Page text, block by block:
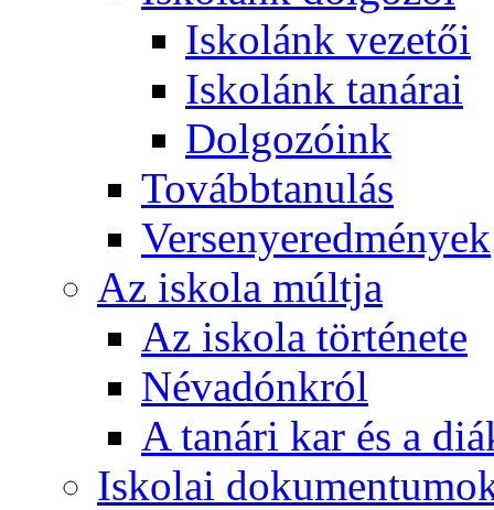
Iskolánk vezetői
Iskolánk tanárai
Dolgozóink
Továbbtanulás
Versenyeredmények
Az iskola múltja
Az iskola története
Névadónkról
A tanári kar és a
Iskolai